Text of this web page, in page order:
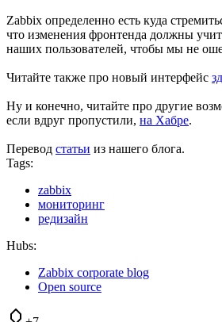
Zabbix определенно есть куда
что изменения фронтенда должны
наших пользователей, чтобы мы не
Читайте также про новый интерфейс
Ну и конечно, читайте про другие
если вдруг пропустили, на Хабре.
Перевод статьи из нашего блога.
Tags:
zabbix
мониторинг
редизайн
Hubs:
Zabbix corporate blog
Open source